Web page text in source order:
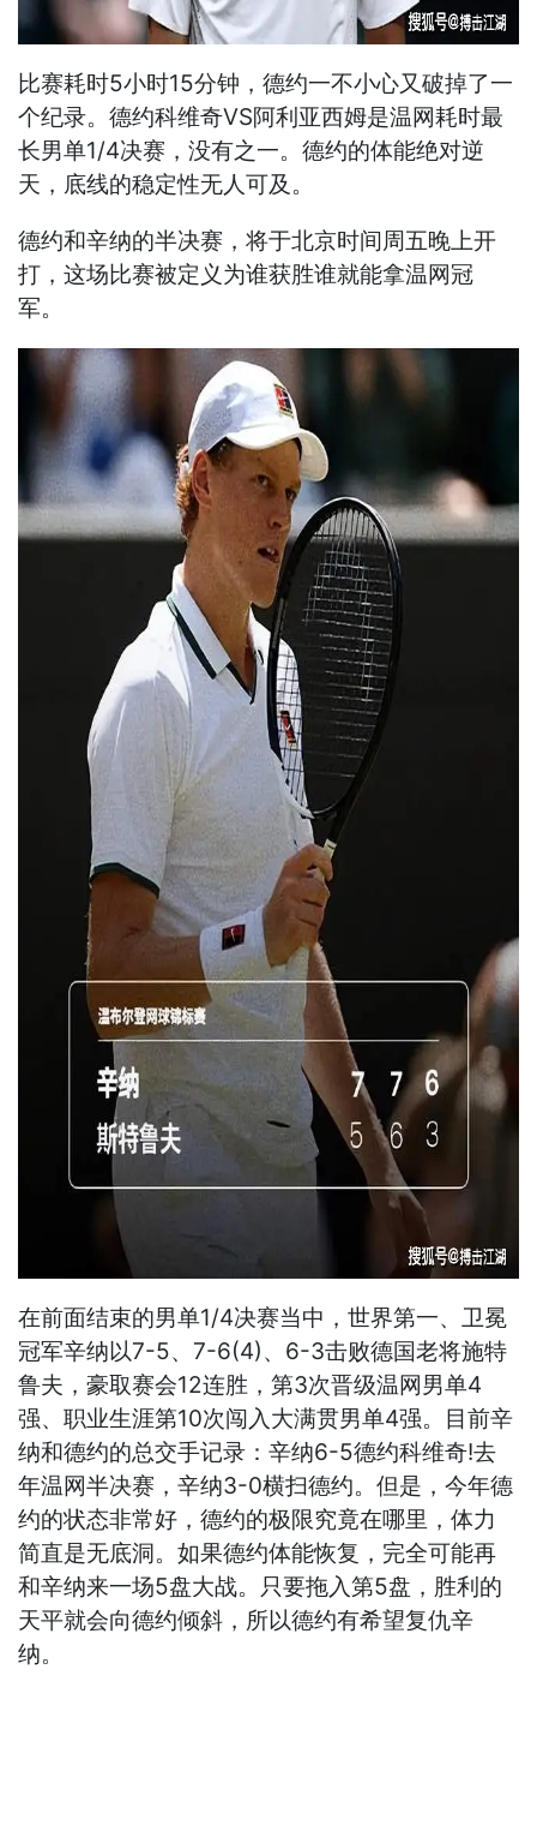
比赛耗时5小时15分钟，德约一不小心又破掉了一
个纪录。德约科维奇VS阿利亚西姆是温网耗时最
长男单1/4决赛，没有之一。德约的体能绝对逆
天，底线的稳定性无人可及。
德约和辛纳的半决赛，将于北京时间周五晚上开
打，这场比赛被定义为谁获胜谁就能拿温网冠
军。
在前面结束的男单1/4决赛当中，世界第一、卫冕
冠军辛纳以7-5、7-6(4)、6-3击败德国老将施特
鲁夫，豪取赛会12连胜，第3次晋级温网男单4
强、职业生涯第10次闯入大满贯男单4强。目前辛
纳和德约的总交手记录：辛纳6-5德约科维奇!去
年温网半决赛，辛纳3-0横扫德约。但是，今年德
约的状态非常好，德约的极限究竟在哪里，体力
简直是无底洞。如果德约体能恢复，完全可能再
和辛纳来一场5盘大战。只要拖入第5盘，胜利的
天平就会向德约倾斜，所以德约有希望复仇辛
纳。